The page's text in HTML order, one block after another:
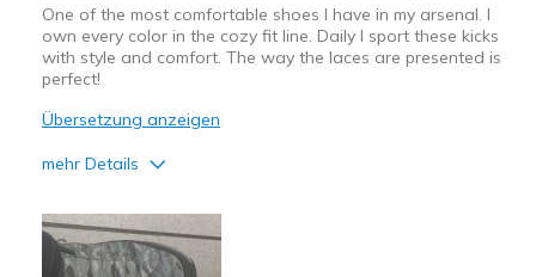
One of the most comfortable shoes I have in my arsenal. I
own every color in the cozy fit line. Daily I sport these kicks
with style and comfort. The way the laces are presented is
perfect!
Übersetzung anzeigen
mehr Details
Attractive Design